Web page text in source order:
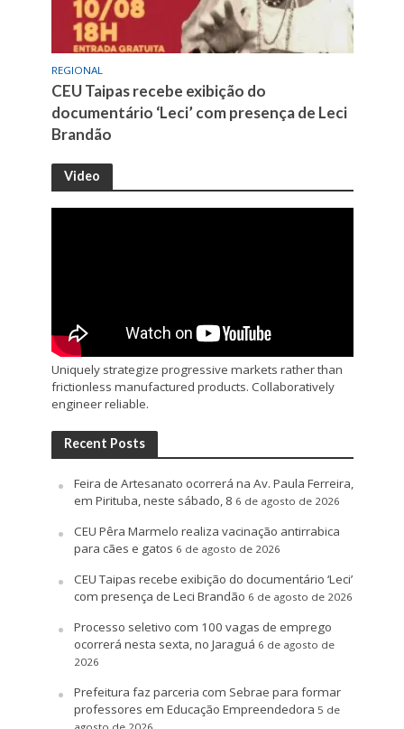
REGIONAL
CEU Taipas recebe exibição do
documentário ‘Leci’ com presença de Leci
Brandão
Video
Uniquely strategize progressive markets rather than
frictionless manufactured products. Collaboratively
engineer reliable.
Recent Posts
Feira de Artesanato ocorrerá na Av. Paula Ferreira,
em Pirituba, neste sábado, 8 6 de agosto de 2026
CEU Pêra Marmelo realiza vacinação antirrabica
para cães e gatos 6 de agosto de 2026
CEU Taipas recebe exibição do documentário ‘Leci’
com presença de Leci Brandão 6 de agosto de 2026
Processo seletivo com 100 vagas de emprego
ocorrerá nesta sexta, no Jaraguá 6 de agosto de
2026
Prefeitura faz parceria com Sebrae para formar
professores em Educação Empreendedora 5 de